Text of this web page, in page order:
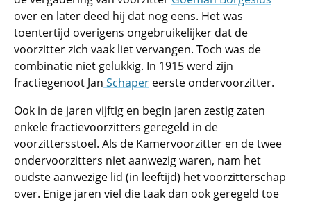
over en later deed hij dat nog eens. Het was
toentertijd overigens ongebruikelijker dat de
voorzitter zich vaak liet vervangen. Toch was de
combinatie niet gelukkig. In 1915 werd zijn
fractiegenoot Jan Schaper eerste ondervoorzitter.
Ook in de jaren vijftig en begin jaren zestig zaten
enkele fractievoorzitters geregeld in de
voorzittersstoel. Als de Kamervoorzitter en de twee
ondervoorzitters niet aanwezig waren, nam het
oudste aanwezige lid (in leeftijd) het voorzitterschap
over. Enige jaren viel die taak dan ook geregeld toe